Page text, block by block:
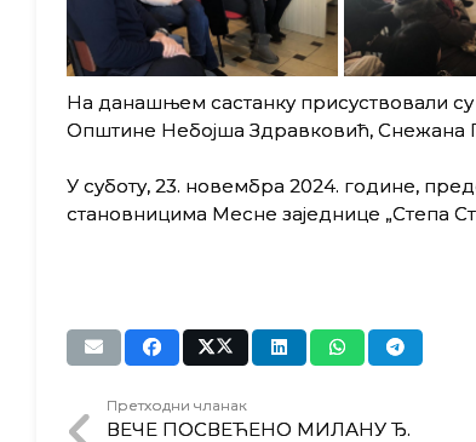
На данашњем састанку присуствовали
Општине Небојша Здравковић, Снежана
У суботу, 23. новембра 2024. године,
становницима Месне заједнице „Степа
Претходни чланак
ВЕЧЕ ПОСВЕЋЕНО МИЛАНУ Ђ.